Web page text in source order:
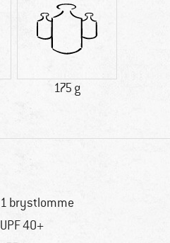
175 g
1 brystlomme
UPF 40+